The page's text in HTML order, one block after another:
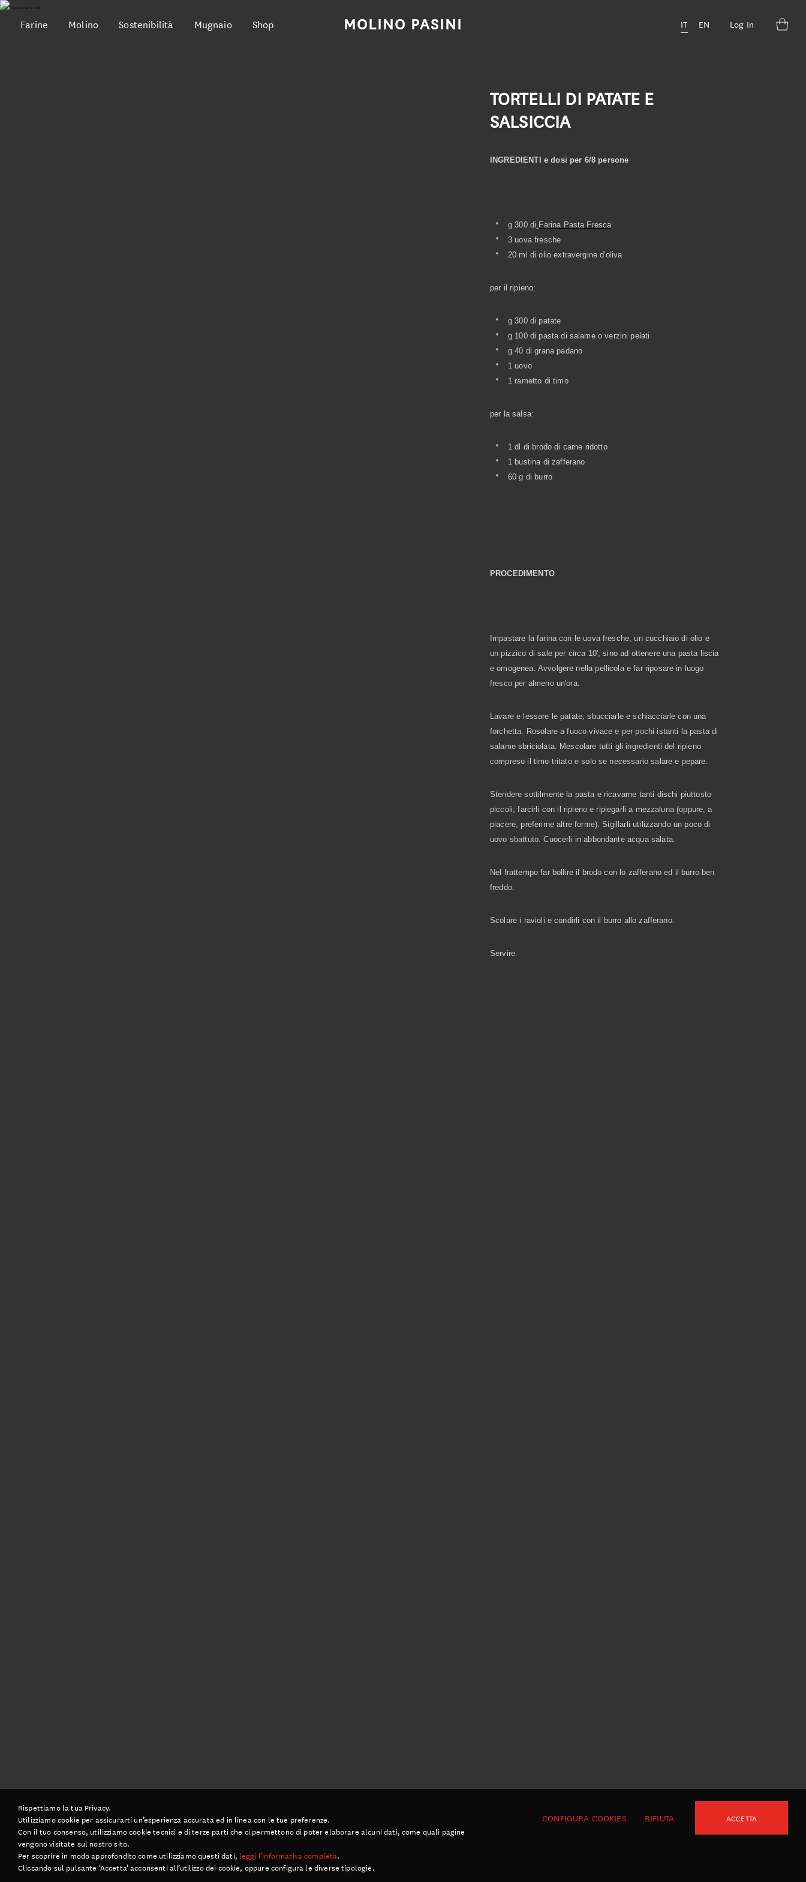
Farine Molino Sostenibilità Mugnaio Shop MOLINO PASINI IT EN Log In
TORTELLI DI PATATE E
SALSICCIA
INGREDIENTI e dosi per 6/8 persone
g 300 di Farina Pasta Fresca
3 uova fresche
20 ml di olio extravergine d'oliva
per il ripieno:
g 300 di patate
g 100 di pasta di salame o verzini pelati
g 40 di grana padano
1 uovo
1 rametto di timo
per la salsa:
1 dl di brodo di carne ridotto
1 bustina di zafferano
60 g di burro
PROCEDIMENTO
Impastare la farina con le uova fresche, un cucchiaio di olio e
un pizzico di sale per circa 10', sino ad ottenere una pasta liscia
e omogenea. Avvolgere nella pellicola e far riposare in luogo
fresco per almeno un'ora.
Lavare e lessare le patate; sbucciarle e schiacciarle con una
forchetta. Rosolare a fuoco vivace e per pochi istanti la pasta di
salame sbriciolata. Mescolare tutti gli ingredienti del ripieno
compreso il timo tritato e solo se necessario salare e pepare.
Stendere sottilmente la pasta e ricavarne tanti dischi piuttosto
piccoli; farcirli con il ripieno e ripiegarli a mezzaluna (oppure, a
piacere, preferirne altre forme). Sigillarli utilizzando un poco di
uovo sbattuto. Cuocerli in abbondante acqua salata.
Nel frattempo far bollire il brodo con lo zafferano ed il burro ben
freddo.
Scolare i ravioli e condirli con il burro allo zafferano.
Servire.
Rispettiamo la tua Privacy.
Utilizziamo cookie per assicurarti un’esperienza accurata ed in linea con le tue preferenze.
Con il tuo consenso, utilizziamo cookie tecnici e di terze parti che ci permettono di poter elaborare alcuni dati, come quali pagine
vengono visitate sul nostro sito.
Per scoprire in modo approfondito come utilizziamo questi dati, leggi l’informativa completa.
Cliccando sul pulsante ‘Accetta’ acconsenti all’utilizzo dei cookie, oppure configura le diverse tipologie.
CONFIGURA COOKIES RIFIUTA ACCETTA